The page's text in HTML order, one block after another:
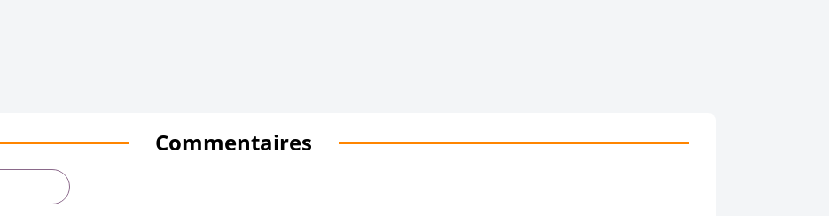
Commentaires